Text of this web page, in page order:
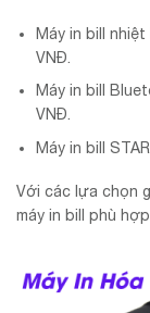
Máy in bill nhiệt
VNĐ.
Máy in bill
VNĐ.
Máy in bill
Với các lựa chọn
máy in bill phù